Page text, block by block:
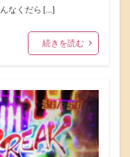
なくだら […]
続きを読む